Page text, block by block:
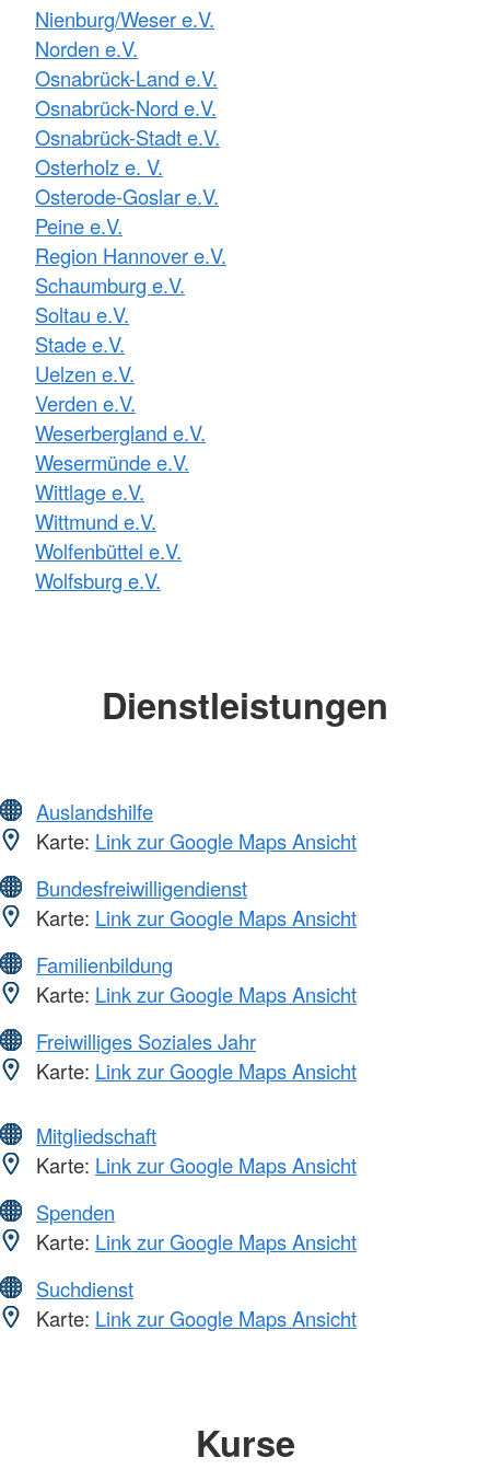
Nienburg/Weser e.V.
Norden e.V.
Osnabrück-Land e.V.
Osnabrück-Nord e.V.
Osnabrück-Stadt e.V.
Osterholz e. V.
Osterode-Goslar e.V.
Peine e.V.
Region Hannover e.V.
Schaumburg e.V.
Soltau e.V.
Stade e.V.
Uelzen e.V.
Verden e.V.
Weserbergland e.V.
Wesermünde e.V.
Wittlage e.V.
Wittmund e.V.
Wolfenbüttel e.V.
Wolfsburg e.V.
Dienstleistungen
Auslandshilfe
Karte: Link zur Google Maps Ansicht
Bundesfreiwilligendienst
Karte: Link zur Google Maps Ansicht
Familienbildung
Karte: Link zur Google Maps Ansicht
Freiwilliges Soziales Jahr
Karte: Link zur Google Maps Ansicht
Mitgliedschaft
Karte: Link zur Google Maps Ansicht
Spenden
Karte: Link zur Google Maps Ansicht
Suchdienst
Karte: Link zur Google Maps Ansicht
Kurse